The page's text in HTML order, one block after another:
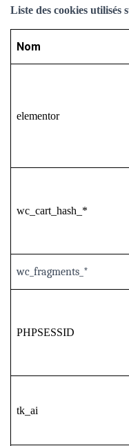
Liste des cookies utilisés
Nom
elementor
wc_cart_hash_*
wc_fragments_*
PHPSESSID
tk_ai